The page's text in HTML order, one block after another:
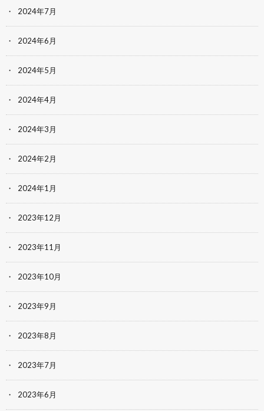
2024年7月
2024年6月
2024年5月
2024年4月
2024年3月
2024年2月
2024年1月
2023年12月
2023年11月
2023年10月
2023年9月
2023年8月
2023年7月
2023年6月